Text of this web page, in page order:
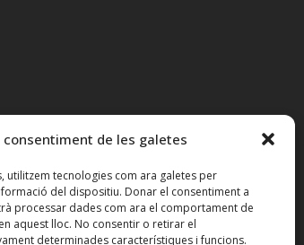
consentiment de les galetes
utilitzem tecnologies com ara galetes per
del dispositiu. Donar el consentiment a
processar dades com ara el comportament de
aquest lloc. No consentir o retirar el
determinades característiques i funcions.